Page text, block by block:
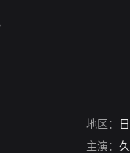
地区：
主演：